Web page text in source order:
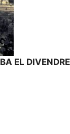
EL